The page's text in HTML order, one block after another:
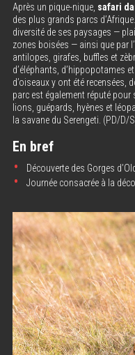
Après un pique-nique, safari
des plus grands parcs
diversité de ses paysages —
zones boisées — ainsi que par
antilopes, girafes, buffles et
d’éléphants, d’hippopotames
d’oiseaux y ont été recensées,
parc est également réputé
lions, guépards, hyènes et
la savane du Serengeti. (PD/D/
En bref
Découverte des Gorges
Journée consacrée à la